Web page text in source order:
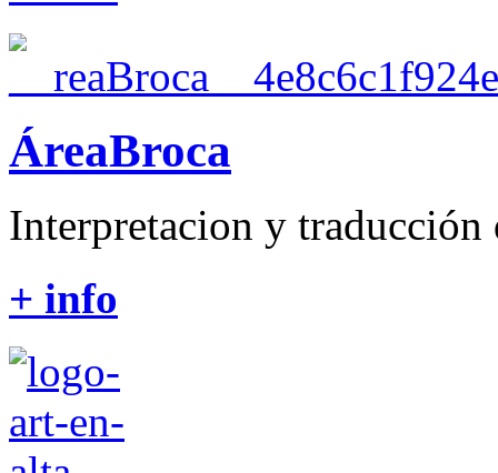
ÁreaBroca
Interpretacion y traducción
+ info